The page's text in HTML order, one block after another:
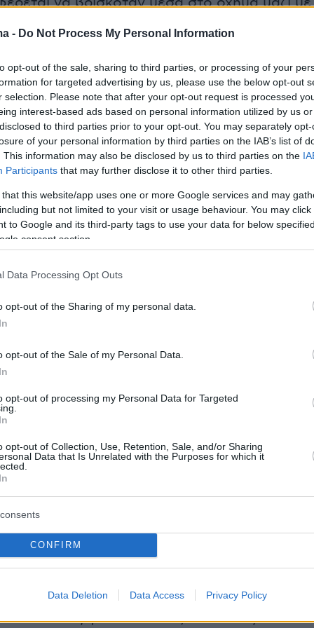
- Do Not Process My Personal Information
opt-out of the sale, sharing to third parties, or processing of your
for targeted advertising by us, please use the below opt-out
selection. Please note that after your opt-out request is processed
interest-based ads based on personal information utilized by us
to third parties prior to your opt-out. You may separately
of your personal information by third parties on the IAB’s list of
This information may also be disclosed by us to third parties on the
Participants that may further disclose it to other third parties.
that this website/app uses one or more Google services and may
but not limited to your visit or usage behaviour. You may
to Google and its third-party tags to use your data for below
consent section.
Data Processing Opt Outs
opt-out of the Sharing of my personal data.
opt-out of the Sale of my Personal Data.
opt-out of processing my Personal Data for Targeted
opt-out of Collection, Use, Retention, Sale, and/or Sharing
Data that Is Unrelated with the Purposes for which it
CONFIRM
Data Deletion Data Access Privacy Policy
την Κρήτη και προκάλεσε πανελλήνια
Η υπόθεση εξακολουθεί να βρίσκεται στο
ερευνών, ενώ το κλίμα στην τοπική
ιδιαίτερα βαρύ μετά τη δολοφονία
v-dico10322rft)
«Ήμουν ένας τρελός, δεν ήμουν ο
του εκείνη τη στιγμή δεν έβλεπα τίποτα
φονιά του γιου μου. Δεν ήμουν ο εαυτός
ο πραγματικός Κώστας είχε χαθεί από
τον εαυτό μου, τη σκέψη μου και τη
φέρεται να ισχυρίστηκε, μεταξύ άλλων,
που σκότωσε τον
δεν ήταν ο Κώστας μου»
ότι κατάφερα να ουρλιάξω “Κώστα, μη, μη,
πλέον αργά. Οι εικόνες που αντίκρισα θα